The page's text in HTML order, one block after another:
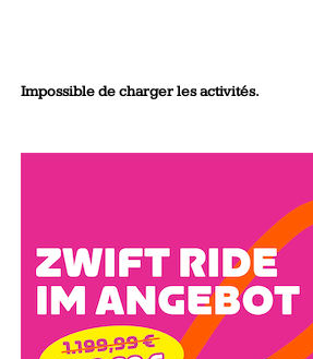
Impossible de charger les activités.